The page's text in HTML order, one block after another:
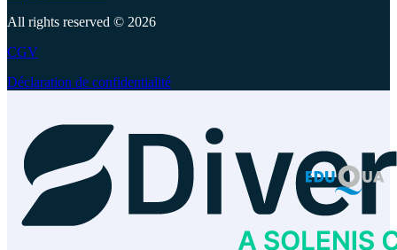
All rights reserved © 2026
CGV
Déclaration de confidentialité